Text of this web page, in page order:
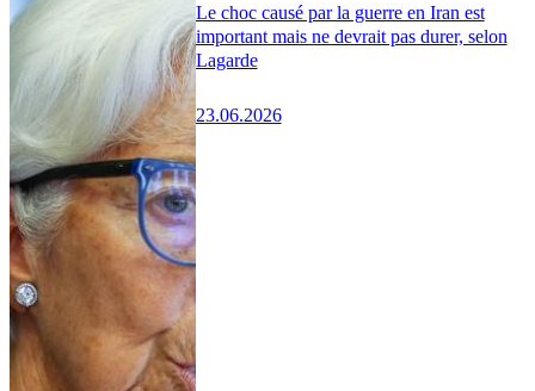
Le choc causé par la guerre en Iran est
important mais ne devrait pas durer, selon
Lagarde
23.06.2026